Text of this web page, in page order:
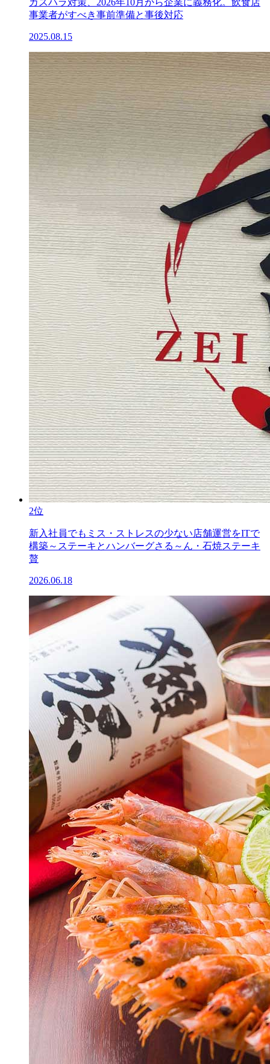
事業者がすべき事前準備と事後対応
2025.08.15
2位
新入社員でもミス・ストレスの少ない店舗運営をITで
構築～ステーキとハンバーグさる～ん・石焼ステーキ
贅
2026.06.18